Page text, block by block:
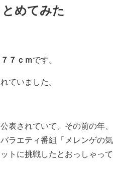
めてみた
７ｃｍです。
ていました。
表されていて、その前の年、
ラエティ番組「メレンゲの気
トに挑戦したとおっしゃって